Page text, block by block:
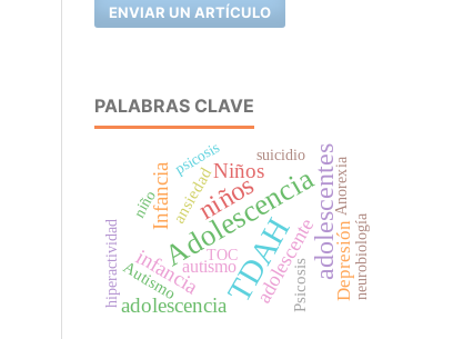
ENVIAR UN ARTÍCULO
PALABRAS CLAVE
TDAH
Adolescencia
niños adolescentes
Infancia
adolescencia
Niños
infancia adolescenteDepresión
autismo
Autismo Psicosis
ansiedad
TOC
hiperactividad
psicosis
neurobiología
suicidio
Anorexia
niño